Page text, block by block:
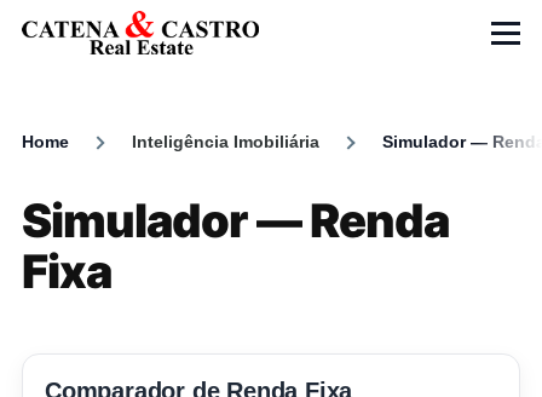
Skip to main content
Menu
Home Inteligência Imobiliária Simulador —
Simulador — Renda
Fixa
Comparador de Renda Fixa